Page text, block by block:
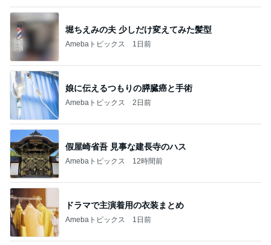
堀ちえみの夫 少しだけ変えてみた髪型
Amebaトピックス 1日前
娘に伝えるつもりの膵臓癌と手術
Amebaトピックス 2日前
假屋崎省吾 見事な建長寺のハス
Amebaトピックス 12時間前
ドラマで主演着用の衣装まとめ
Amebaトピックス 1日前